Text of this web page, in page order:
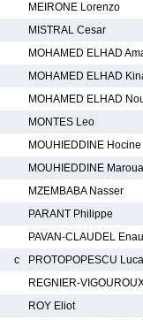
MEIRONE Lorenzo
MISTRAL Cesar
MOHAMED ELHAD
MOHAMED ELHAD
MOHAMED ELHAD
MONTES Leo
MOUHIEDDINE Hocine
MOUHIEDDINE
MZEMBABA Nasser
PARANT Philippe
PAVAN-CLAUDEL
c PROTOPOPESCU Luca
REGNIER-
ROY Eliot